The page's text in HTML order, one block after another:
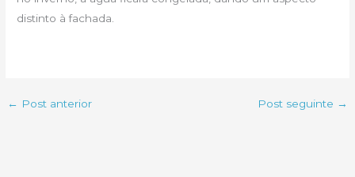
distinto à fachada.
← Post anterior Post seguinte →